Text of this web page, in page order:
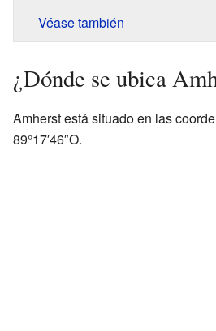
Véase también
¿Dónde se ubica
Amherst está situado en las
89°17′46″O.